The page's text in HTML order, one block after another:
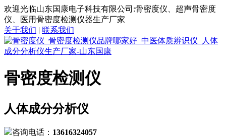
欢迎光临山东国康电子科技有限公司:骨密度仪、超声骨密度
仪、医用骨密度检测仪器生产厂家
关于我们 | 联系我们
骨密度检测仪
人体成分分析仪
咨询电话： 13616324057